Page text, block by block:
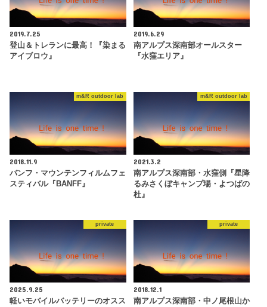
2019.7.25
登山＆トレランに最高！『染まる
アイブロウ』
2019.6.29
南アルプス深南部オールスター
『水窪エリア』
m&R outdoor lab
2018.11.9
バンフ・マウンテンフィルムフェ
スティバル『BANFF』
m&R outdoor lab
2021.3.2
南アルプス深南部・水窪側『星降
るみさくぼキャンプ場・よつばの
杜』
private
2025.9.25
軽いモバイルバッテリーのオスス
private
2018.12.1
南アルプス深南部・中ノ尾根山か